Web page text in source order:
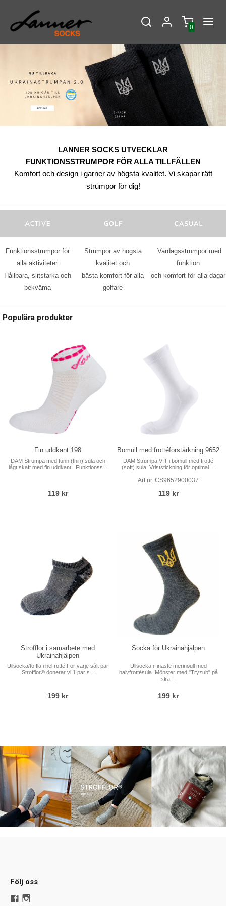
0
LANNER SOCKS UTVECKLAR
FUNKTIONSSTRUMPOR FÖR ALLA TILLFÄLLEN
Komfort och design i garner av högsta kvalitet. Vi skapar rätt
strumpor för dig!
Funktionsstrumpor för
alla aktiviteter.
Hållbara, slitstarka och
bekväma
Strumpor av högsta
kvalitet och
bästa komfort för alla
golfare
Vardagsstrumpor med
funktion
och komfort för alla dagar
Populära produkter
Fin uddkant 198
DAM Strumpa med tunn (thin) sula och
lågt skaft med fin uddkant. Funktionss...
119 kr
Bomull med frottéförstärkning 9652
DAM Strumpa VIT i bomull med frotté
(soft) sula. Vriststickning för optimal ...
Art nr. CS9652900037
119 kr
Strofflor i samarbete med
Ukrainahjälpen
Ullsocka/toffla i helfrotté För varje sålt par
Strofflor® donerar vi 1 par s...
199 kr
Socka för Ukrainahjälpen
Ullsocka i finaste merinoull med
halvfrottésula. Mönster med "Tryzub" på
skaf...
199 kr
Följ oss